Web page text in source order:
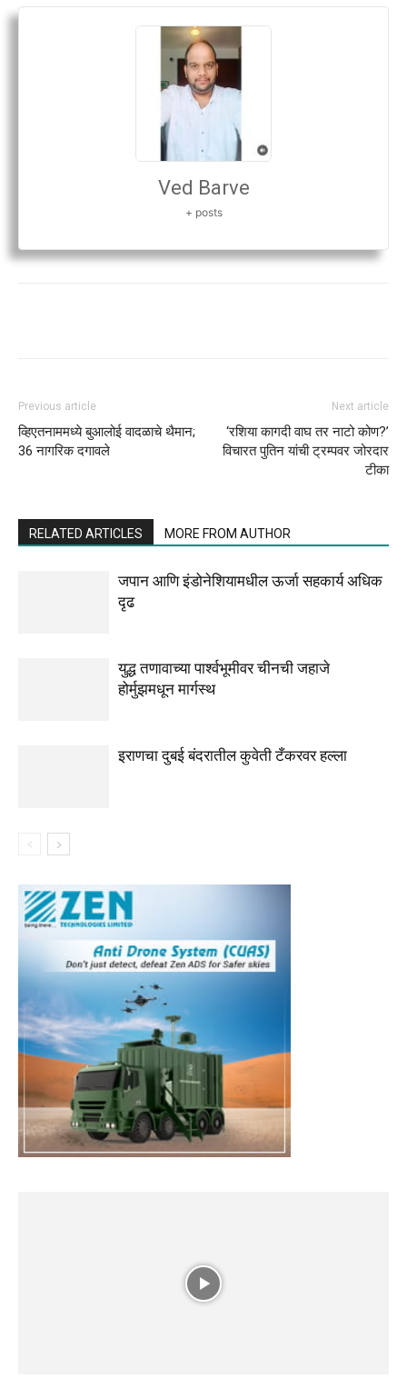
Ved Barve
+ posts
Previous article
व्हिएतनाममध्ये बुआलोई वादळाचे थैमान;
36 नागरिक दगावले
Next article
‘रशिया कागदी वाघ तर नाटो कोण?’
विचारत पुतिन यांची ट्रम्पवर जोरदार
टीका
RELATED ARTICLES MORE FROM AUTHOR
जपान आणि इंडोनेशियामधील ऊर्जा सहकार्य अधिक
दृढ
युद्ध तणावाच्या पार्श्वभूमीवर चीनची जहाजे
होर्मुझमधून मार्गस्थ
इराणचा दुबई बंदरातील कुवेती टँकरवर हल्ला